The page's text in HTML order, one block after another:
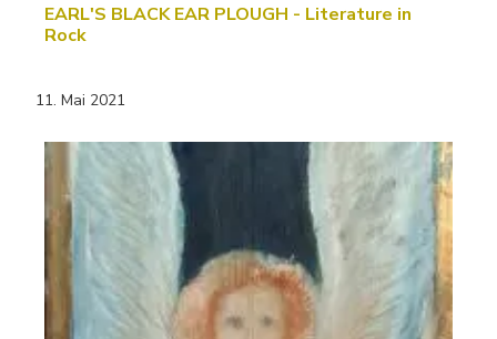
EARL'S BLACK EAR PLOUGH - Literature in
Rock
11. Mai 2021